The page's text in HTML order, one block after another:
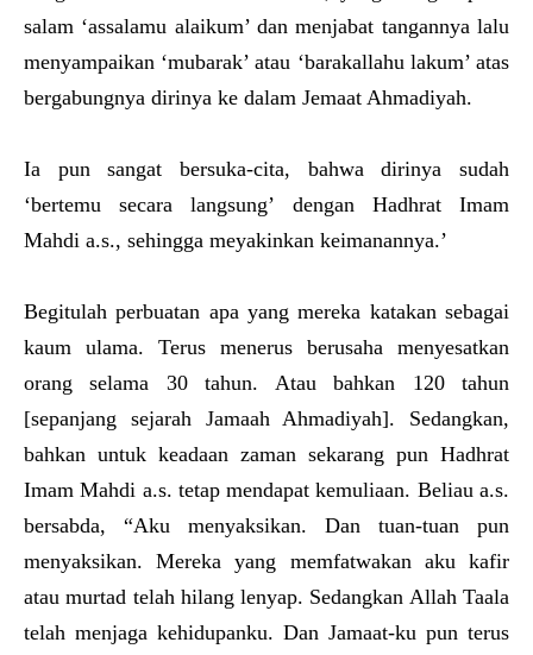
salam ‘assalamu alaikum’ dan menjabat tangannya lalu
menyampaikan ‘mubarak’ atau ‘barakallahu lakum’ atas
bergabungnya dirinya ke dalam Jemaat Ahmadiyah.
Ia pun sangat bersuka-cita, bahwa dirinya sudah
‘bertemu secara langsung’ dengan Hadhrat Imam
Mahdi a.s., sehingga meyakinkan keimanannya.’
Begitulah perbuatan apa yang mereka katakan sebagai
kaum ulama. Terus menerus berusaha menyesatkan
orang selama 30 tahun. Atau bahkan 120 tahun
[sepanjang sejarah Jamaah Ahmadiyah]. Sedangkan,
bahkan untuk keadaan zaman sekarang pun Hadhrat
Imam Mahdi a.s. tetap mendapat kemuliaan. Beliau a.s.
bersabda, “Aku menyaksikan. Dan tuan-tuan pun
menyaksikan. Mereka yang memfatwakan aku kafir
atau murtad telah hilang lenyap. Sedangkan Allah Taala
telah menjaga kehidupanku. Dan Jamaat-ku pun terus